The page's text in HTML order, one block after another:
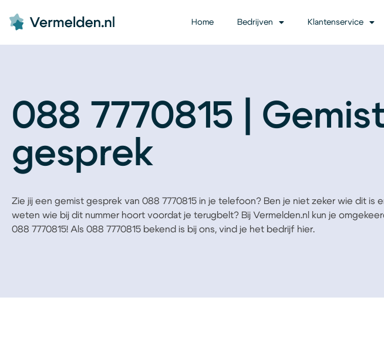
Home Bedrijven Klantenservice
088 7770815 |
gesprek
Zie jij een gemist gesprek van 088 7770815 in je telefoon? Ben je niet zeker wie dit is
weten wie bij dit nummer hoort voordat je terugbelt? Bij Vermelden.nl kun je
088 7770815! Als 088 7770815 bekend is bij ons, vind je het bedrijf hier.